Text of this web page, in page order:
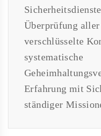
Überprüfung
verschlüsselte
systematische
Erfahrung mit
ständiger